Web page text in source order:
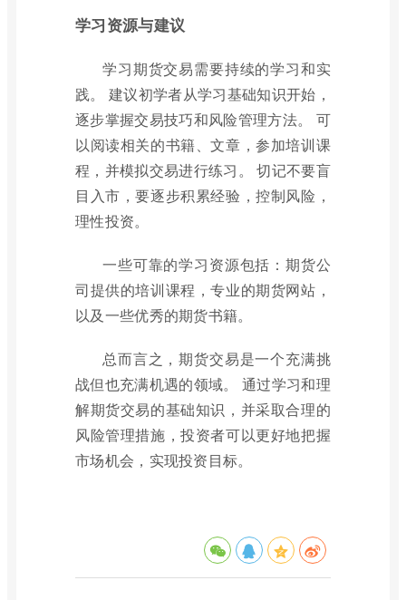
学习资源与建议
学习期货交易需要持续的学习和实
践。 建议初学者从学习基础知识开始，
逐步掌握交易技巧和风险管理方法。 可
以阅读相关的书籍、文章，参加培训课
程，并模拟交易进行练习。 切记不要盲
目入市，要逐步积累经验，控制风险，
理性投资。
一些可靠的学习资源包括：期货公
司提供的培训课程，专业的期货网站，
以及一些优秀的期货书籍。
总而言之，期货交易是一个充满挑
战但也充满机遇的领域。 通过学习和理
解期货交易的基础知识，并采取合理的
风险管理措施，投资者可以更好地把握
市场机会，实现投资目标。